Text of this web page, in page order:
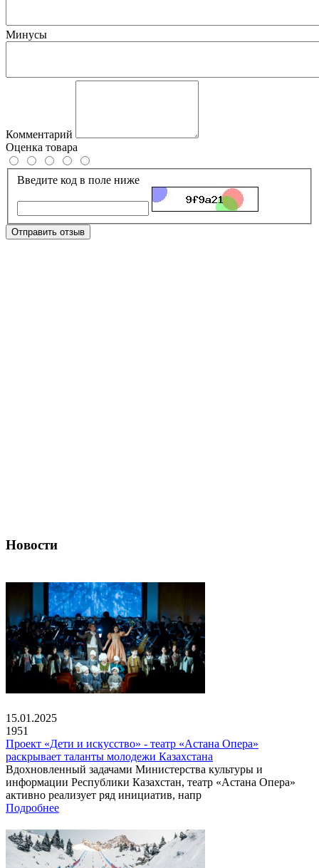
Минусы
Комментарий
Оценка товара
Введите код в поле ниже
Отправить отзыв
Новости
15.01.2025
1951
Проект «Дети и искусство» - театр «Астана Опера»
раскрывает таланты молодежи Казахстана
Вдохновленный задачами Министерства культуры и
информации Республики Казахстан, театр «Астана Опера»
активно реализует ряд инициатив, напр
Подробнее